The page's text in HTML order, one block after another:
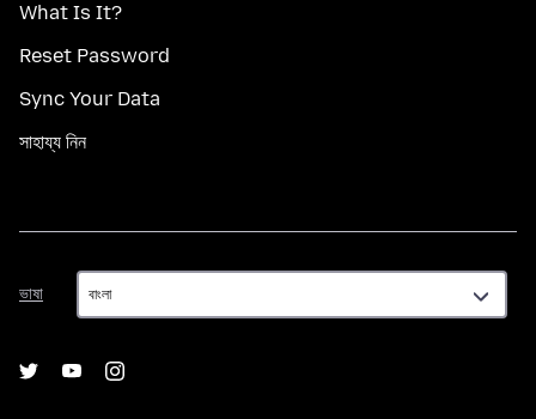
What Is It?
Reset Password
Sync Your Data
সাহায্য নিন
ভাষা
ভাষা